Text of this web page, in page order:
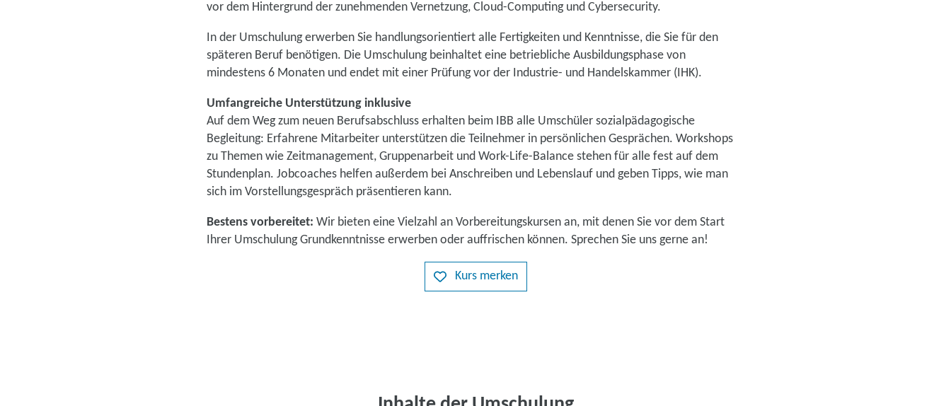
vor dem Hintergrund der zunehmenden Vernetzung, Cloud-Computing und Cybersecurity.
In der Umschulung erwerben Sie handlungsorientiert alle Fertigkeiten und Kenntnisse, die Sie für den
späteren Beruf benötigen. Die Umschulung beinhaltet eine betriebliche Ausbildungsphase von
mindestens 6 Monaten und endet mit einer Prüfung vor der Industrie- und Handelskammer (IHK).
Umfangreiche Unterstützung inklusive
Auf dem Weg zum neuen Berufsabschluss erhalten beim IBB alle Umschüler sozialpädagogische
Begleitung: Erfahrene Mitarbeiter unterstützen die Teilnehmer in persönlichen Gesprächen. Workshops
zu Themen wie Zeitmanagement, Gruppenarbeit und Work-Life-Balance stehen für alle fest auf dem
Stundenplan. Jobcoaches helfen außerdem bei Anschreiben und Lebenslauf und geben Tipps, wie man
sich im Vorstellungsgespräch präsentieren kann.
Bestens vorbereitet: Wir bieten eine Vielzahl an Vorbereitungskursen an, mit denen Sie vor dem Start
Ihrer Umschulung Grundkenntnisse erwerben oder auffrischen können. Sprechen Sie uns gerne an!
Kurs merken